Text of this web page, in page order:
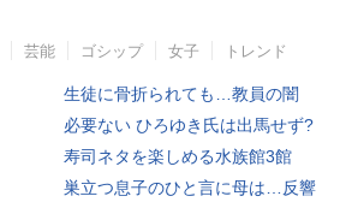
芸能 ゴシップ 女子 トレンド
生徒に骨折られても…教員の闇
必要ない ひろゆき氏は出馬せず?
寿司ネタを楽しめる水族館3館
巣立つ息子のひと言に母は…反響